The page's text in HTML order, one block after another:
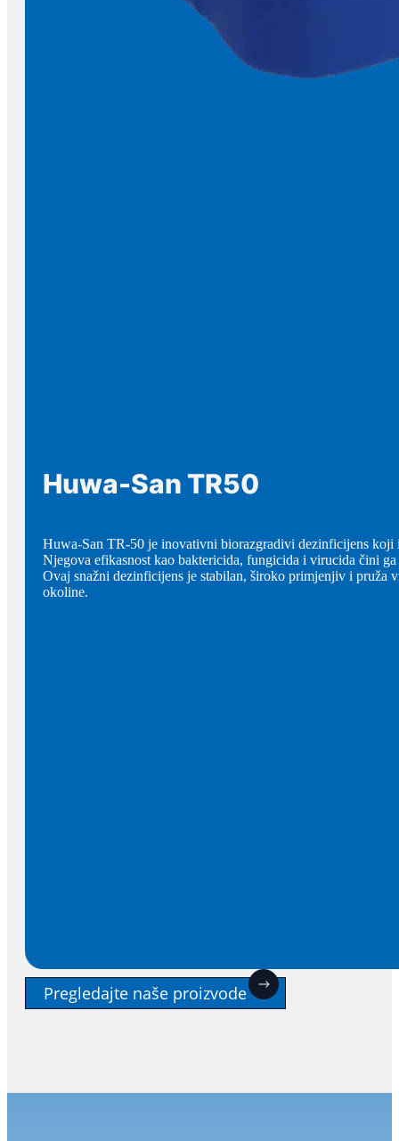
Huwa-San TR50
Huwa-San TR-50 je inovativni biorazgradivi dezinficijens koji
Njegova efikasnost kao baktericida, fungicida i virucida čini
Ovaj snažni dezinficijens je stabilan, široko primjenjiv i pruža
okoline.
Pregledajte naše proizvode